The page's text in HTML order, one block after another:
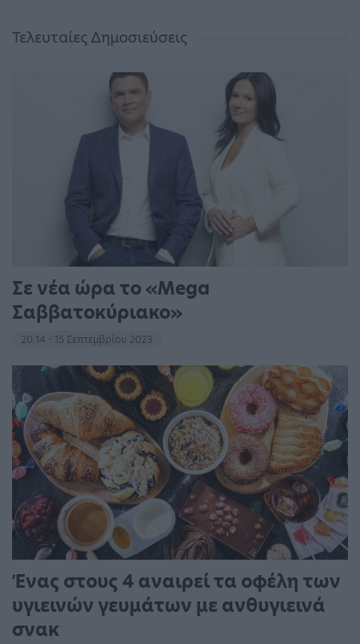
Τελευταίες Δημοσιεύσεις
Σε νέα ώρα το «Mega
Σαββατοκύριακο»
20:14 - 15 Σεπτεμβρίου 2023
Ένας στους 4 αναιρεί τα οφέλη των
υγιεινών γευμάτων με ανθυγιεινά
σνακ